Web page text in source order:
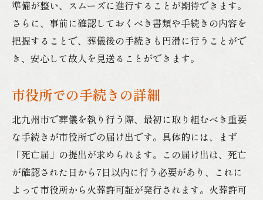
準備が整い、スムーズに進行することが期待できます。
さらに、事前に確認しておくべき書類や手続きの内容を
把握することで、葬儀後の手続きも円滑に行うことがで
き、安心して故人を見送ることができます。
市役所での手続きの詳細
北九州市で葬儀を執り行う際、最初に取り組むべき重要
な手続きが市役所での届け出です。具体的には、まず
「死亡届」の提出が求められます。この届け出は、死亡
が確認された日から7日以内に行う必要があり、これに
よって市役所から火葬許可証が発行されます。火葬許可